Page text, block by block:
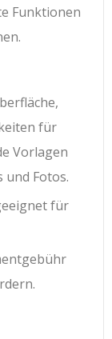
Funktionen
für
Vorlagen
und Fotos.
für